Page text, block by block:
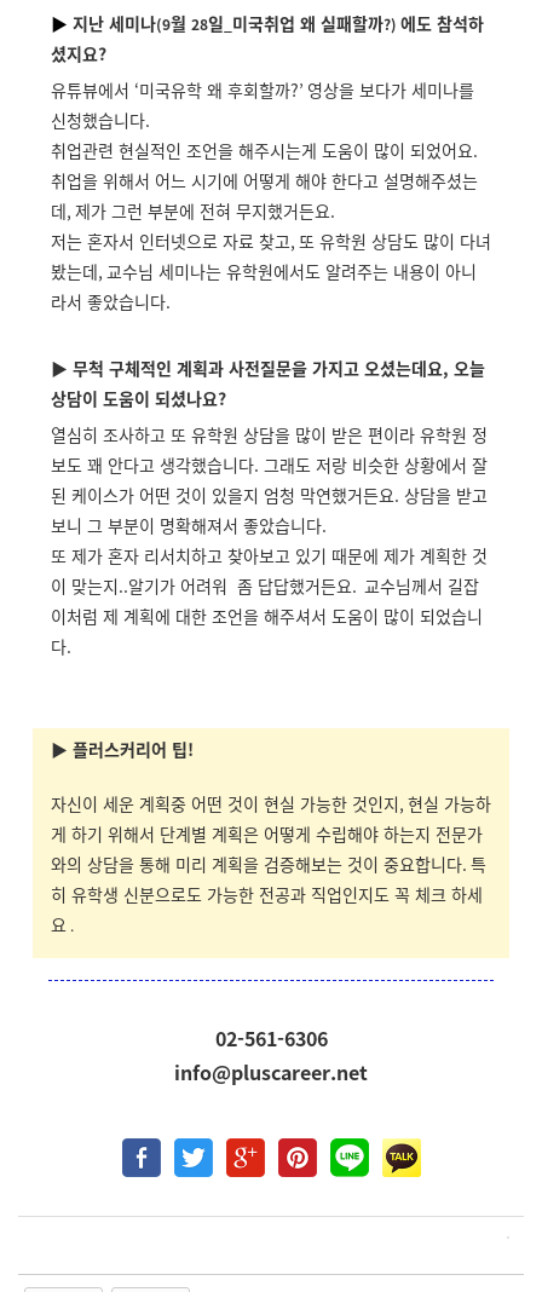
▶ 지난 세미나(9월 28일 미국취업 왜 실패할까?) 에도 참석하
셨지요?
유튜뷰에서 ‘미국유학 왜 후회할까?’ 영상을 보다가 세미나를
신청했습니다.
취업관련 현실적인 조언을 해주시는게 도움이 많이 되었어요.
취업을 위해서 어느 시기에 어떻게 해야 한다고 설명해주셨는
데, 제가 그런 부분에 전혀 무지했거든요.
저는 혼자서 인터넷으로 자료 찾고, 또 유학원 상담도 많이 다녀
봤는데, 교수님 세미나는 유학원에서도 알려주는 내용이 아니
라서 좋았습니다.
▶ 무척 구체적인 계획과 사전질문을 가지고 오셨는데요, 오늘
상담이 도움이 되셨나요?
열심히 조사하고 또 유학원 상담을 많이 받은 편이라 유학원 정
보도 꽤 안다고 생각했습니다. 그래도 저랑 비슷한 상황에서 잘
된 케이스가 어떤 것이 있을지 엄청 막연했거든요. 상담을 받고
보니 그 부분이 명확해져서 좋았습니다.
또 제가 혼자 리서치하고 찾아보고 있기 때문에 제가 계획한 것
이 맞는지..알기가 어려워 좀 답답했거든요. 교수님께서 길잡
이처럼 제 계획에 대한 조언을 해주셔서 도움이 많이 되었습니
다.
▶ 플러스커리어 팁!
자신이 세운 계획중 어떤 것이 현실 가능한 것인지, 현실 가능하
게 하기 위해서 단계별 계획은 어떻게 수립해야 하는지 전문가
와의 상담을 통해 미리 계획을 검증해보는 것이 중요합니다. 특
히 유학생 신분으로도 가능한 전공과 직업인지도 꼭 체크 하세
요 .
02-561-6306
info@pluscareer.net